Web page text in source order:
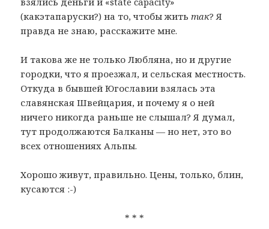
(какэтапаруски?) на то, чтобы житьтак? Я
правда не знаю, расскажите мне.
И такова же не только Любляна, но и другие
городки, что я проезжал, и сельская местность.
Откуда в бывшей Югославии взялась эта
славянская Швейцария, и почему я о ней
ничего никогда раньше не слышал? Я думал,
тут продолжаются Балканы — но нет, это во
всех отношениях Альпы.
Хорошо живут, правильно. Цены, только, блин,
кусаются :-)
* * *